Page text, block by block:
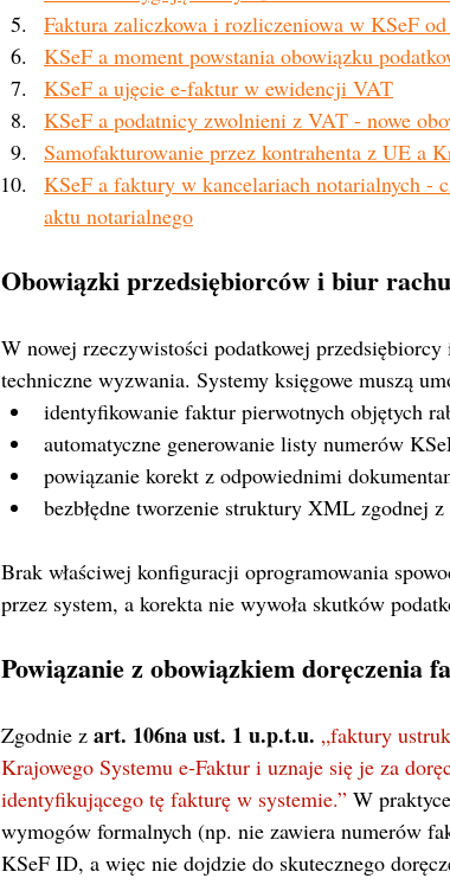
Faktura zaliczkowa i rozliczeniowa w KSeF
KSeF a moment powstania obowiązku
KSeF a ujęcie e-faktur w ewidencji VAT
KSeF a podatnicy zwolnieni z VAT - nowe
Samofakturowanie przez kontrahenta z UE a
KSeF a faktury w kancelariach notarialnych -
aktu notarialnego
Obowiązki przedsiębiorców i biur
W nowej rzeczywistości podatkowej
techniczne wyzwania. Systemy księgowe muszą
identyfikowanie faktur pierwotnych objętych
automatyczne generowanie listy numerów
powiązanie korekt z odpowiednimi
bezbłędne tworzenie struktury XML zgodnej
Brak właściwej konfiguracji oprogramowania
przez system, a korekta nie wywoła skutków
Powiązanie z obowiązkiem doręczenia
Zgodnie z art. 106na ust. 1 u.p.t.u. „faktury
Krajowego Systemu e-Faktur i uznaje się je za
identyfikującego tę fakturę w systemie.” W
wymogów formalnych (np. nie zawiera numerów
KSeF ID, a więc nie dojdzie do skutecznego